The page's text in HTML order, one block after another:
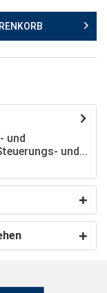
und
und...